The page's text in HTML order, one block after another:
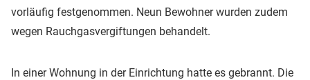
vorläufig festgenommen. Neun Bewohner wurden zudem
wegen Rauchgasvergiftungen behandelt.
In einer Wohnung in der Einrichtung hatte es gebrannt. Die